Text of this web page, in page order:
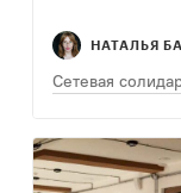
института
директор
НАТАЛЬЯ
Сетевая